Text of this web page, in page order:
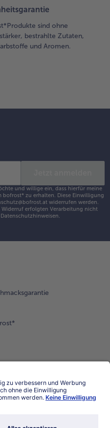
sind ohne
bestrahlte Zutaten,
und Aromen.
und willige ein, dass hierfür meine
zu erhalten. Diese Einwilligung
widerrufen werden.
erfolgten Verarbeitung nicht
Datenschutzhinweisen.